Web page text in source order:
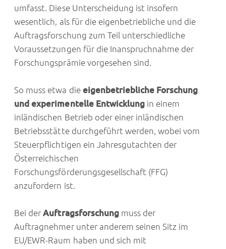
umfasst. Diese Unterscheidung ist insofern
wesentlich, als für die eigenbetriebliche und die
Auftragsforschung zum Teil unterschiedliche
Voraussetzungen für die Inanspruchnahme der
Forschungsprämie vorgesehen sind.
So muss etwa die eigenbetriebliche Forschung
und experimentelle Entwicklungin einem
inländischen Betrieb oder einer inländischen
Betriebsstätte durchgeführt werden, wobei vom
Steuerpflichtigen ein Jahresgutachten der
Österreichischen
Forschungsförderungsgesellschaft (FFG)
anzufordern ist.
Bei derAuftragsforschung muss der
Auftragnehmer unter anderem seinen Sitz im
EU/EWR-Raum haben und sich mit